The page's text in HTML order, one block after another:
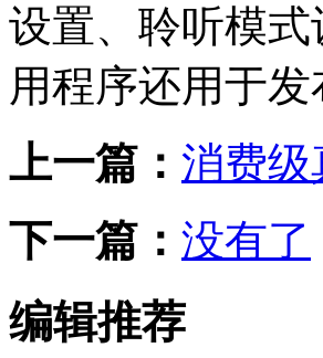
设置、聆听模式
用程序还用于
上一篇： 消费级
下一篇： 没有了
编辑推荐